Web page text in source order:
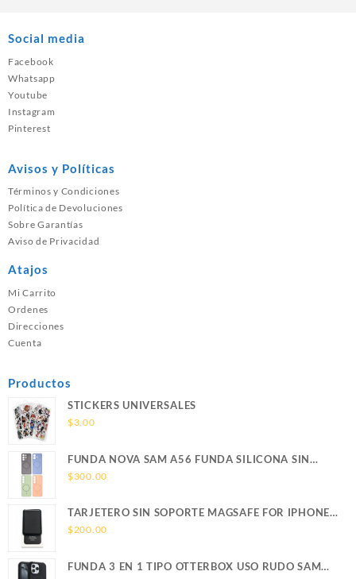
Social media
Facebook
Whatsapp
Youtube
Instagram
Pinterest
Avisos y Políticas
Términos y Condiciones
Política de Devoluciones
Sobre Garantías
Aviso de Privacidad
Atajos
Mi Carrito
Ordenes
Direcciones
Cuenta
Productos
STICKERS UNIVERSALES
$3.00
FUNDA NOVA SAM A56 FUNDA SILICONA SIN
SOPORTE MAGNETICO SAMSUNG
$300.00
TARJETERO SIN SOPORTE MAGSAFE FOR IPHONE
LEATHER WALLET MAGSAFE
$200.00
FUNDA 3 EN 1 TIPO OTTERBOX USO RUDO SAM